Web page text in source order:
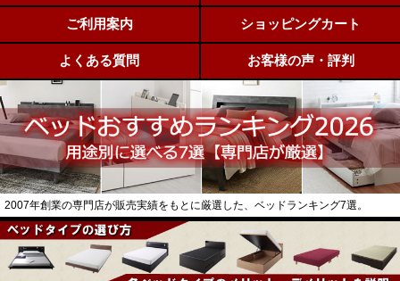
ご利用案内 ショッピングカート
よくある質問 お客様の声・評判
2007年創業の専門店が販売実績をもとに厳選した、ベッドランキング7選。